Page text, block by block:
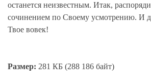
останется неизвестным. Итак,
сочинением по Своему усмотрению. И
Твое вовек!
Размер: 281 КБ (288 186 байт)